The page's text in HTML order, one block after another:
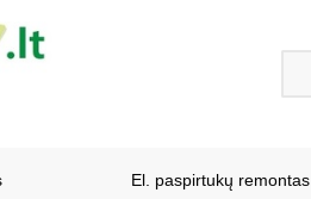
El. paspirtukų remontas